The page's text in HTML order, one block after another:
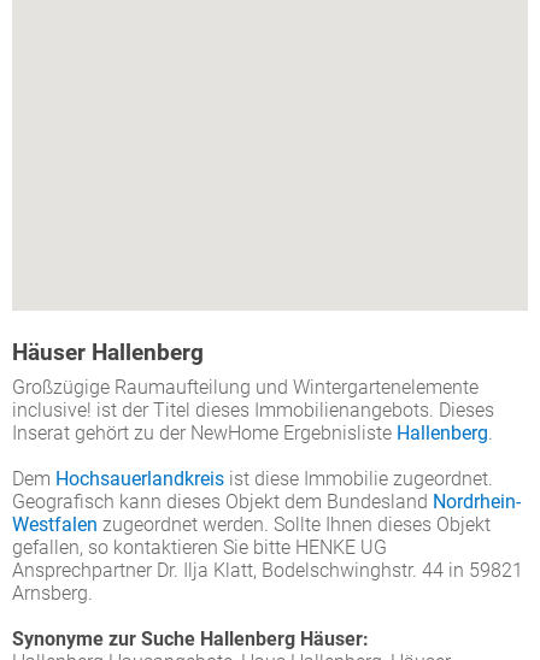
Häuser Hallenberg
Großzügige Raumaufteilung und Wintergartenelemente
inclusive! ist der Titel dieses Immobilienangebots. Dieses
Inserat gehört zu der NewHome Ergebnisliste Hallenberg.
Dem Hochsauerlandkreis ist diese Immobilie zugeordnet.
Geografisch kann dieses Objekt dem Bundesland Nordrhein-
Westfalen zugeordnet werden. Sollte Ihnen dieses Objekt
gefallen, so kontaktieren Sie bitte HENKE UG
Ansprechpartner Dr. Ilja Klatt, Bodelschwinghstr. 44 in 59821
Arnsberg.
Synonyme zur Suche Hallenberg Häuser: